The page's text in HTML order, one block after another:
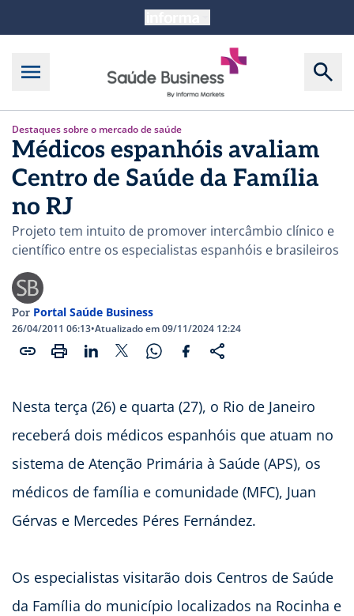
Destaques sobre o mercado de saúde
Médicos espanhóis avaliam
Centro de Saúde da Família
no RJ
Projeto tem intuito de promover intercâmbio clínico e
científico entre os especialistas espanhóis e brasileiros
Por Portal Saúde Business
26/04/2011 06:13•Atualizado em 09/11/2024 12:24
Nesta terça (26) e quarta (27), o Rio de Janeiro
receberá dois médicos espanhóis que atuam no
sistema de Atenção Primária à Saúde (APS), os
médicos de família e comunidade (MFC), Juan
Gérvas e Mercedes Péres Fernández.
Os especialistas visitarão dois Centros de Saúde
da Família do município localizados na Rocinha e